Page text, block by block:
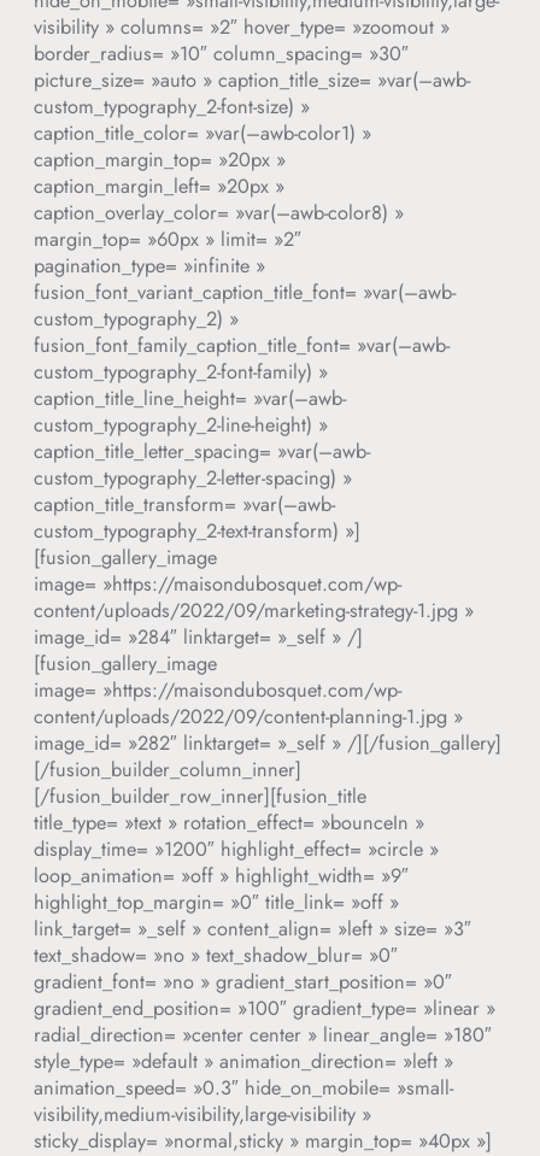
visibility » columns= »2″ hover_type= »zoomout »
border_radius= »10″ column_spacing= »30″
picture_size= »auto » caption_title_size= »var(–awb-
custom_typography_2-font-size) »
caption_title_color= »var(–awb-color1) »
caption_margin_top= »20px »
caption_margin_left= »20px »
caption_overlay_color= »var(–awb-color8) »
margin_top= »60px » limit= »2″
pagination_type= »infinite »
fusion_font_variant_caption_title_font= »var(–awb-
custom_typography_2) »
fusion_font_family_caption_title_font= »var(–awb-
custom_typography_2-font-family) »
caption_title_line_height= »var(–awb-
custom_typography_2-line-height) »
caption_title_letter_spacing= »var(–awb-
custom_typography_2-letter-spacing) »
caption_title_transform= »var(–awb-
custom_typography_2-text-transform) »]
[fusion_gallery_image
image= »https://maisondubosquet.com/wp-
content/uploads/2022/09/marketing-strategy-1.jpg »
image_id= »284″ linktarget= »_self » /]
[fusion_gallery_image
image= »https://maisondubosquet.com/wp-
content/uploads/2022/09/content-planning-1.jpg »
image_id= »282″ linktarget= »_self » /][/fusion_gallery]
[/fusion_builder_column_inner]
[/fusion_builder_row_inner][fusion_title
title_type= »text » rotation_effect= »bounceIn »
display_time= »1200″ highlight_effect= »circle »
loop_animation= »off » highlight_width= »9″
highlight_top_margin= »0″ title_link= »off »
link_target= »_self » content_align= »left » size= »3″
text_shadow= »no » text_shadow_blur= »0″
gradient_font= »no » gradient_start_position= »0″
gradient_end_position= »100″ gradient_type= »linear »
radial_direction= »center center » linear_angle= »180″
style_type= »default » animation_direction= »left »
animation_speed= »0.3″ hide_on_mobile= »small-
visibility,medium-visibility,large-visibility »
sticky_display= »normal,sticky » margin_top= »40px »]